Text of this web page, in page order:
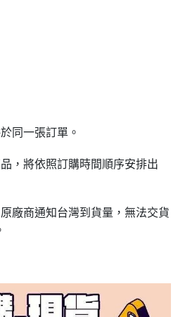
同一張訂單。
，將依照訂購時間順序安排出
廠商通知台灣到貨量，無法交貨